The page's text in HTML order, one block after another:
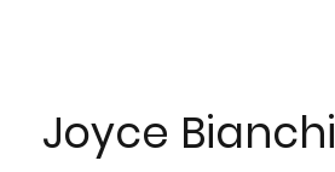
Joyce Bianchi